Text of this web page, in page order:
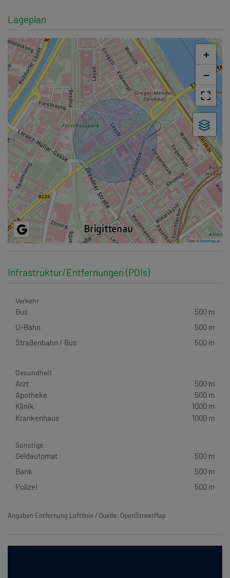
Lageplan
+
−
Tiles ©basemap.at
Infrastruktur/Entfernungen (POIs)
Verkehr
Bus
500 m
U-Bahn
500 m
Straßenbahn / Bus
500 m
Gesundheit
Arzt
500 m
Apotheke
500 m
Klinik
1000 m
Krankenhaus
1000 m
Sonstige
Geldautomat
500 m
Bank
500 m
Polizei
500 m
Angaben Entfernung Luftlinie / Quelle: OpenStreetMap